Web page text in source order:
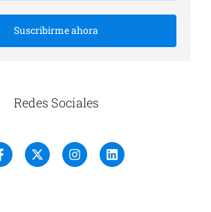
Suscribirme ahora
Redes Sociales